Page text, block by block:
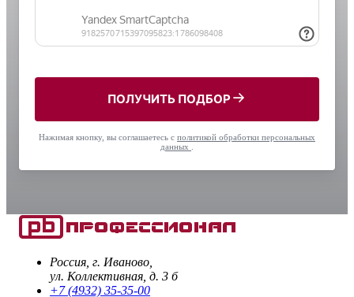
ПОЛУЧИТЬ ПОДБОР
Нажимая кнопку, вы соглашаетесь с политикой обработки персональных
данных
Россия, г. Иваново,
ул. Коллективная, д. 3 б
+7 (4932) 35-35-00